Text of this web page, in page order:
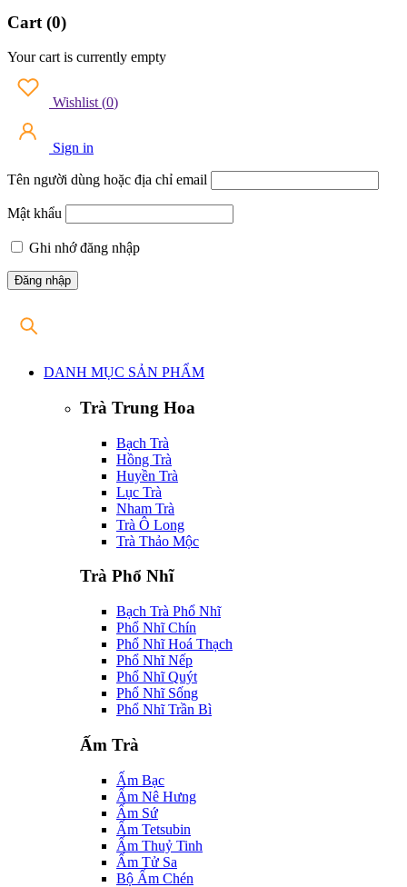
Cart (0)
Your cart is currently empty
Wishlist (0)
Sign in
Tên người dùng hoặc địa chỉ email
Mật khẩu
Ghi nhớ đăng nhập
DANH MỤC SẢN PHẨM
Trà Trung Hoa
Bạch Trà
Hồng Trà
Huyền Trà
Lục Trà
Nham Trà
Trà Ô Long
Trà Thảo Mộc
Trà Phổ Nhĩ
Bạch Trà Phổ Nhĩ
Phổ Nhĩ Chín
Phổ Nhĩ Hoá Thạch
Phổ Nhĩ Nếp
Phổ Nhĩ Quýt
Phổ Nhĩ Sống
Phổ Nhĩ Trần Bì
Ấm Trà
Ấm Bạc
Ấm Nê Hưng
Ấm Sứ
Ấm Tetsubin
Ấm Thuỷ Tinh
Ấm Tử Sa
Bộ Ấm Chén